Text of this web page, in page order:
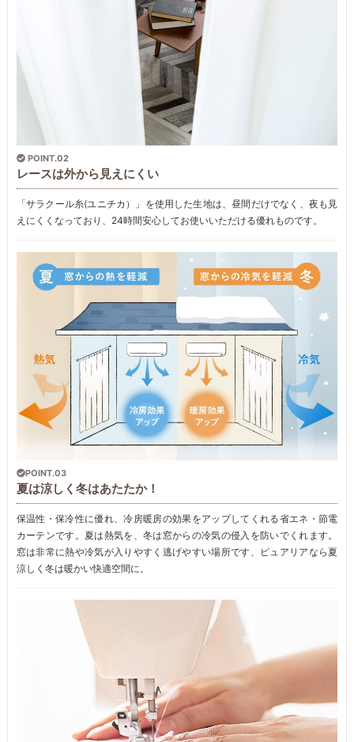
POINT.02
レースは外から見えにくい
「サラクール糸(ユニチカ）」を使用した生地は、昼間だけでなく、夜も見
えにくくなっており、24時間安心してお使いいただける優れものです。
POINT.03
夏は涼しく冬はあたたか！
保温性・保冷性に優れ、冷房暖房の効果をアップしてくれる省エネ・節電
カーテンです。夏は熱気を、冬は窓からの冷気の侵入を防いでくれます。
窓は非常に熱や冷気が入りやすく逃げやすい場所です、ピュアリアなら夏
涼しく冬は暖かい快適空間に。